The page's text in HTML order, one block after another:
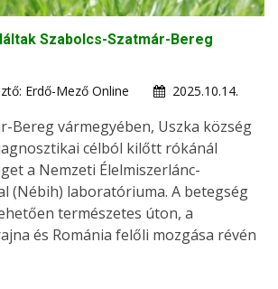
Szabolcs-Szatmár-Bereg
Erdő-Mező Online
2025.10.14.
Bereg vármegyében, Uszka község
célból kilőtt rókánál
a Nemzeti Élelmiszerlánc-
(Nébih) laboratóriuma. A betegség
természetes úton, a
és Románia felőli mozgása révén